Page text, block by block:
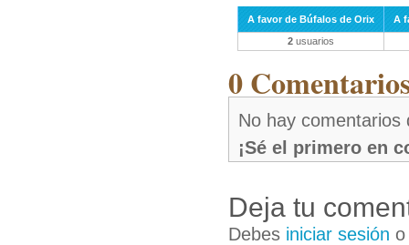
A favor de Búfalos de Orix
A
2 usuarios
0
No hay comentarios
¡Sé el primero en
Deja tu
Debes iniciar sesión